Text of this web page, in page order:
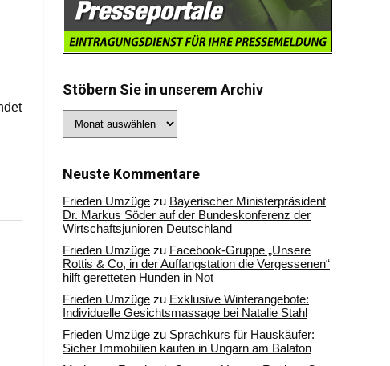
Stöbern Sie in unserem Archiv
Sie
Archiv
Neuste Kommentare
Frieden Umzüge zu Bayerischer Ministerpräsident
Dr. Markus Söder auf der Bundeskonferenz der
Wirtschaftsjunioren Deutschland
Frieden Umzüge zu Facebook-Gruppe „Unsere
Rottis & Co, in der Auffangstation die Vergessenen“
hilft geretteten Hunden in Not
Frieden Umzüge zu Exklusive Winterangebote:
Individuelle Gesichtsmassage bei Natalie Stahl
Frieden Umzüge zu Sprachkurs für Hauskäufer:
Sicher Immobilien kaufen in Ungarn am Balaton